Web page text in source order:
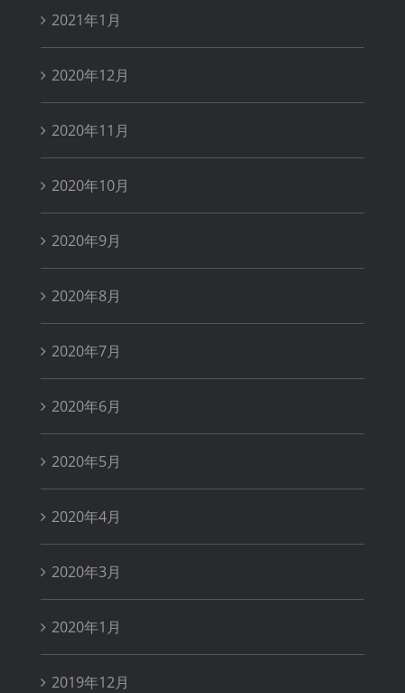
2021年1月
2020年12月
2020年11月
2020年10月
2020年9月
2020年8月
2020年7月
2020年6月
2020年5月
2020年4月
2020年3月
2020年1月
2019年12月